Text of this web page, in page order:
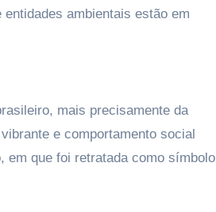
ambientais estão em
mais precisamente da
e comportamento social
em que foi retratada como símbolo